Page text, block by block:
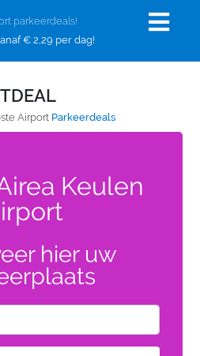
parkeerdeals!
€ 2,29 per dag!
Airport Parkeerdeals
Keulen
hier uw